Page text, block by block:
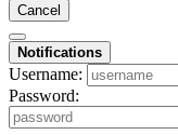
Cancel
Notifications
Username:
Password: